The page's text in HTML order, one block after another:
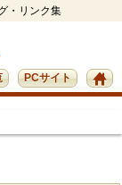
・リンク集
PCサイト